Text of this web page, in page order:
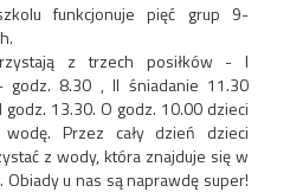
funkcjonuje pięć grup 9-
z trzech posiłków - I
godz. 8.30 , II śniadanie 11.30
godz. 13.30. O godz. 10.00 dzieci
wodę. Przez cały dzień dzieci
z wody, która znajduje się w
Obiady u nas są naprawdę super!